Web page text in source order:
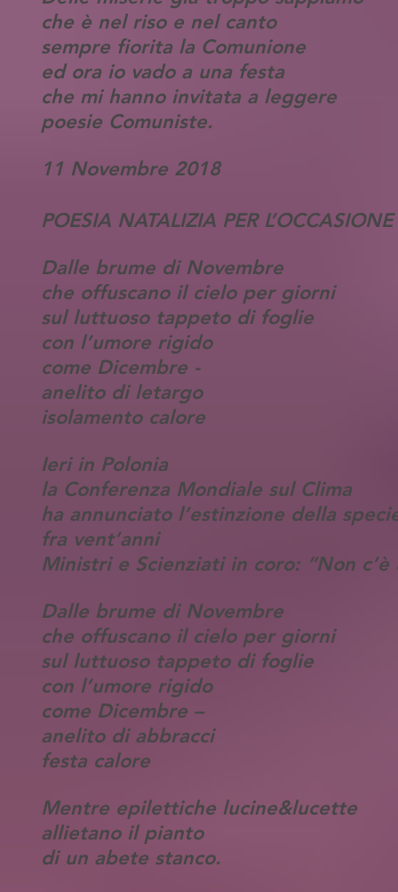
che è nel riso e nel canto
sempre fiorita la Comunione
ed ora io vado a una festa
che mi hanno invitata a leggere
poesie Comuniste.
11 Novembre 2018
POESIA NATALIZIA PER L’OCCASIONE
Dalle brume di Novembre
che offuscano il cielo per giorni
sul luttuoso tappeto di foglie
con l’umore rigido
come Dicembre -
anelito di letargo
isolamento calore
Ieri in Polonia
la Conferenza Mondiale sul Clima
ha annunciato l’estinzione della
fra vent’anni
Ministri e Scienziati in coro: “Non c’è
Dalle brume di Novembre
che offuscano il cielo per giorni
sul luttuoso tappeto di foglie
con l’umore rigido
come Dicembre –
anelito di abbracci
festa calore
Mentre epilettiche lucine&lucette
allietano il pianto
di un abete stanco.